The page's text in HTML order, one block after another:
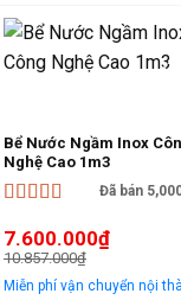
-
Bể Nước Ngầm Inox
Nghệ Cao 1m3
hạng55 sao
Đã bán
10.857.000₫
Giá
7.600.000₫
Giá